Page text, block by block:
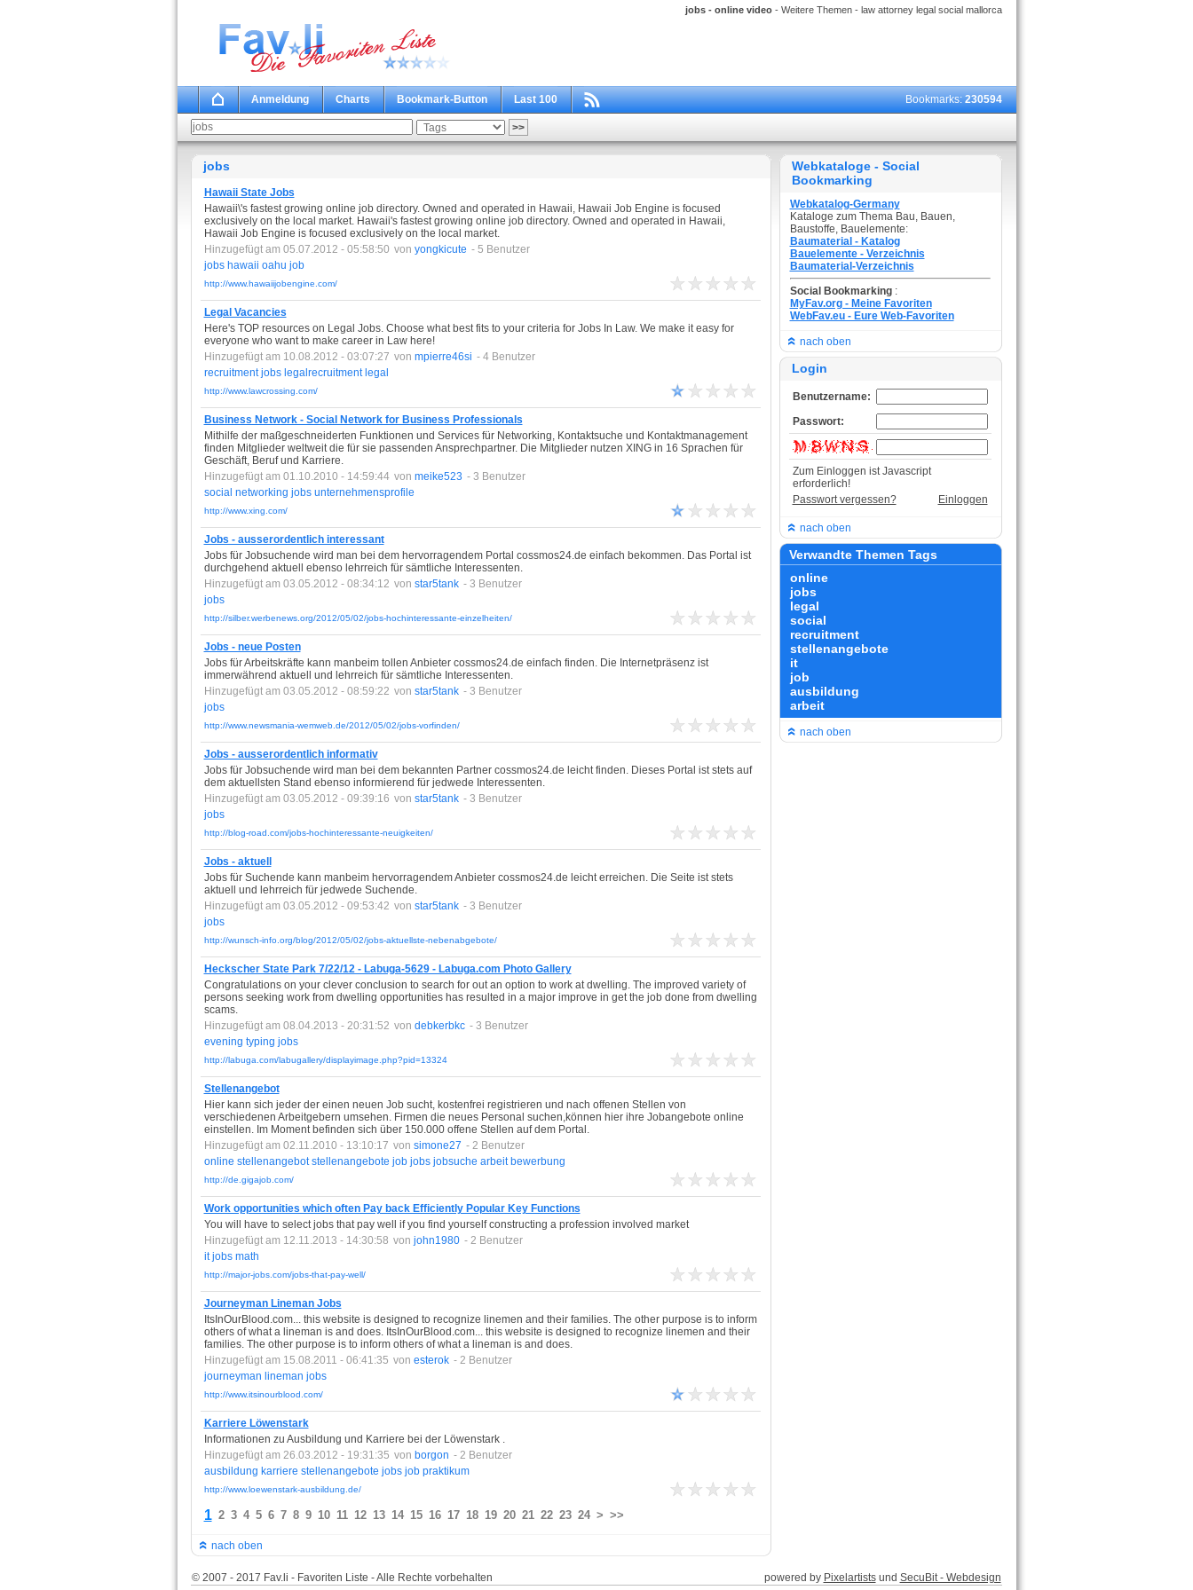
jobs - online video- Weitere Themen - law attorney legal social mallorca
Anmeldung Charts Bookmark-Button Last 100 Bookmarks:230594
jobs
Hawaii State Jobs
Hawaii\'s fastest growing online job directory. Owned and operated in Hawaii, Hawaii Job Engine is focused
exclusively on the local market. Hawaii's fastest growing online job directory. Owned and operated in Hawaii,
Hawaii Job Engine is focused exclusively on the local market.
Hinzugefügt am 05.07.2012 - 05:58:50 von yongkicute - 5 Benutzer
jobs hawaii oahu job
http://www.hawaiijobengine.com/
Legal Vacancies
Here's TOP resources on Legal Jobs. Choose what best fits to your criteria for Jobs In Law. We make it easy for
everyone who want to make career in Law here!
Hinzugefügt am 10.08.2012 - 03:07:27 von mpierre46si - 4 Benutzer
recruitment jobs legalrecruitment legal
http://www.lawcrossing.com/
Business Network - Social Network for Business Professionals
Mithilfe der maßgeschneiderten Funktionen und Services für Networking, Kontaktsuche und Kontaktmanagement
finden Mitglieder weltweit die für sie passenden Ansprechpartner. Die Mitglieder nutzen XING in 16 Sprachen für
Geschäft, Beruf und Karriere.
Hinzugefügt am 01.10.2010 - 14:59:44 von meike523 - 3 Benutzer
social networking jobs unternehmensprofile
http://www.xing.com/
Jobs - ausserordentlich interessant
Jobs für Jobsuchende wird man bei dem hervorragendem Portal cossmos24.de einfach bekommen. Das Portal ist
durchgehend aktuell ebenso lehrreich für sämtliche Interessenten.
Hinzugefügt am 03.05.2012 - 08:34:12 von star5tank - 3 Benutzer
jobs
http://silber.werbenews.org/2012/05/02/jobs-hochinteressante-einzelheiten/
Jobs - neue Posten
Jobs für Arbeitskräfte kann manbeim tollen Anbieter cossmos24.de einfach finden. Die Internetpräsenz ist
immerwährend aktuell und lehrreich für sämtliche Interessenten.
Hinzugefügt am 03.05.2012 - 08:59:22 von star5tank - 3 Benutzer
jobs
http://www.newsmania-wemweb.de/2012/05/02/jobs-vorfinden/
Jobs - ausserordentlich informativ
Jobs für Jobsuchende wird man bei dem bekannten Partner cossmos24.de leicht finden. Dieses Portal ist stets auf
dem aktuellsten Stand ebenso informierend für jedwede Interessenten.
Hinzugefügt am 03.05.2012 - 09:39:16 von star5tank - 3 Benutzer
jobs
http://blog-road.com/jobs-hochinteressante-neuigkeiten/
Jobs - aktuell
Jobs für Suchende kann manbeim hervorragendem Anbieter cossmos24.de leicht erreichen. Die Seite ist stets
aktuell und lehrreich für jedwede Suchende.
Hinzugefügt am 03.05.2012 - 09:53:42 von star5tank - 3 Benutzer
jobs
http://wunsch-info.org/blog/2012/05/02/jobs-aktuellste-nebenabgebote/
Heckscher State Park 7/22/12 - Labuga-5629 - Labuga.com Photo Gallery
Congratulations on your clever conclusion to search for out an option to work at dwelling. The improved variety of
persons seeking work from dwelling opportunities has resulted in a major improve in get the job done from dwelling
scams.
Hinzugefügt am 08.04.2013 - 20:31:52 von debkerbkc - 3 Benutzer
evening typing jobs
http://labuga.com/labugallery/displayimage.php?pid=13324
Stellenangebot
Hier kann sich jeder der einen neuen Job sucht, kostenfrei registrieren und nach offenen Stellen von
verschiedenen Arbeitgebern umsehen. Firmen die neues Personal suchen,können hier ihre Jobangebote online
einstellen. Im Moment befinden sich über 150.000 offene Stellen auf dem Portal.
Hinzugefügt am 02.11.2010 - 13:10:17 von simone27 - 2 Benutzer
online stellenangebot stellenangebote job jobs jobsuche arbeit bewerbung
http://de.gigajob.com/
Work opportunities which often Pay back Efficiently Popular Key Functions
You will have to select jobs that pay well if you find yourself constructing a profession involved market
Hinzugefügt am 12.11.2013 - 14:30:58 von john1980 - 2 Benutzer
it jobs math
http://major-jobs.com/jobs-that-pay-well/
Journeyman Lineman Jobs
ItsInOurBlood.com... this website is designed to recognize linemen and their families. The other purpose is to inform
others of what a lineman is and does. ItsInOurBlood.com... this website is designed to recognize linemen and their
families. The other purpose is to inform others of what a lineman is and does.
Hinzugefügt am 15.08.2011 - 06:41:35 von esterok - 2 Benutzer
journeyman lineman jobs
http://www.itsinourblood.com/
Karriere Löwenstark
Informationen zu Ausbildung und Karriere bei der Löwenstark .
Hinzugefügt am 26.03.2012 - 19:31:35 von borgon - 2 Benutzer
ausbildung karriere stellenangebote jobs job praktikum
http://www.loewenstark-ausbildung.de/
1 2 3 4 5 6 7 8 9 10 11 12 13 14 15 16 17 18 19 20 21 22 23 24 > >>
nach oben
Webkataloge - Social
Bookmarking
Webkatalog-Germany
Kataloge zum Thema Bau, Bauen,
Baustoffe, Bauelemente:
Baumaterial - Katalog
Bauelemente - Verzeichnis
Baumaterial-Verzeichnis
Social Bookmarking :
MyFav.org - Meine Favoriten
WebFav.eu - Eure Web-Favoriten
nach oben
Login
Benutzername:
Passwort:
Zum Einloggen ist Javascript
erforderlich!
Passwort vergessen?
Einloggen
nach oben
Verwandte Themen Tags
online
jobs
legal
social
recruitment
stellenangebote
it
job
ausbildung
arbeit
nach oben
© 2007 - 2017 Fav.li - Favoriten Liste - Alle Rechte vorbehalten powered by Pixelartistsund SecuBit - Webdesign